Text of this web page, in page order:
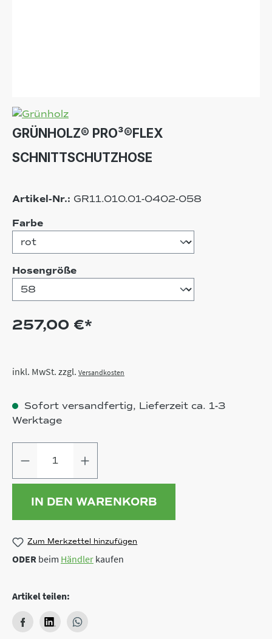
GRÜNHOLZ® PRO³®FLEX
SCHNITTSCHUTZHOSE
Artikel-Nr.: GR11.010.01-0402-058
Farbeauswählen
Hosengrößeauswählen
257,00 €*
inkl. MwSt. zzgl. Versandkosten
Sofort versandfertig, Lieferzeit ca. 1-3
Werktage
IN DEN WARENKORB
Zum Merkzettel hinzufügen
ODER beim Händler kaufen
Artikel teilen: